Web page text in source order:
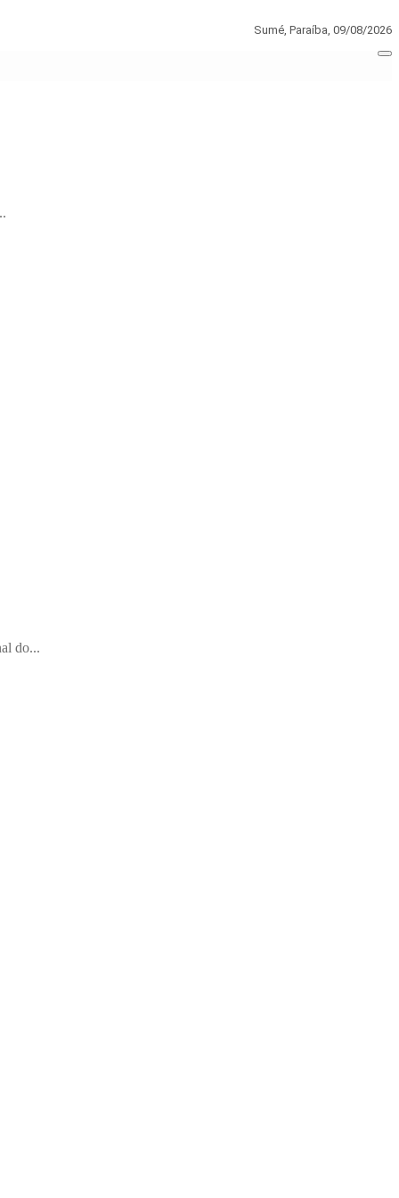
Sumé, Paraíba, 09/08/2026
do...